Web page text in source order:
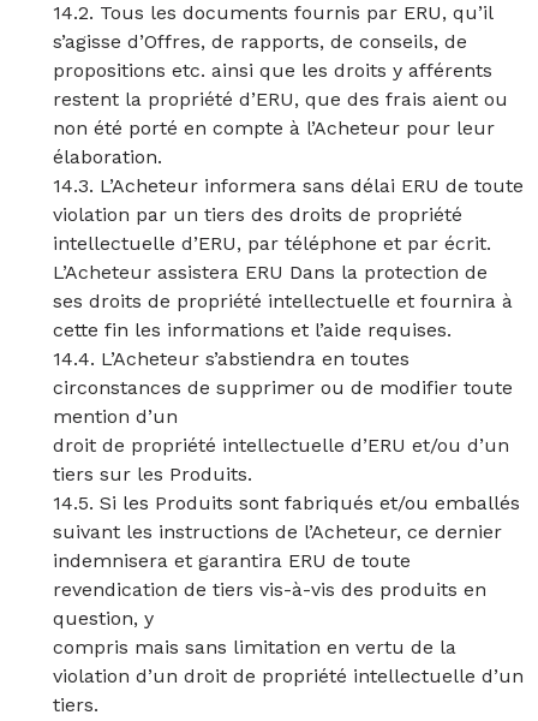
14.2. Tous les documents fournis par ERU, qu’il
s’agisse d’Offres, de rapports, de conseils, de
propositions etc. ainsi que les droits y afférents
restent la propriété d’ERU, que des frais aient ou
non été porté en compte à l’Acheteur pour leur
élaboration.
14.3. L’Acheteur informera sans délai ERU de toute
violation par un tiers des droits de propriété
intellectuelle d’ERU, par téléphone et par écrit.
L’Acheteur assistera ERU Dans la protection de
ses droits de propriété intellectuelle et fournira à
cette fin les informations et l’aide requises.
14.4. L’Acheteur s’abstiendra en toutes
circonstances de supprimer ou de modifier toute
mention d’un
droit de propriété intellectuelle d’ERU et/ou d’un
tiers sur les Produits.
14.5. Si les Produits sont fabriqués et/ou emballés
suivant les instructions de l’Acheteur, ce dernier
indemnisera et garantira ERU de toute
revendication de tiers vis-à-vis des produits en
question, y
compris mais sans limitation en vertu de la
violation d’un droit de propriété intellectuelle d’un
tiers.